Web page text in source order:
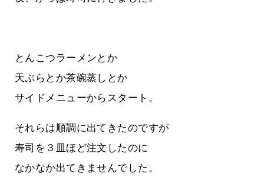
とんこつラーメンとか
天ぷらとか茶碗蒸しとか
サイドメニューからスタート。
それらは順調に出てきたのですが
寿司を３皿ほど注文したのに
なかなか出てきませんでした。